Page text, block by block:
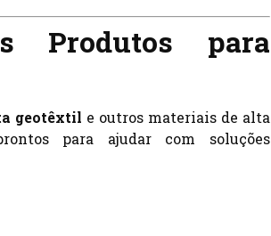
Produtos para
geotêxtil e outros materiais de alta
para ajudar com soluções